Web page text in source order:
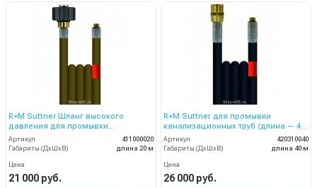
R+M Suttner Шланг высокого
давления для промывки
канализационных труб 20 м
Артикул
411000020
Габариты (ДхШхВ)
длина 20 м
Цена
21 000 руб.
R+M Suttner для промывки
канализационных труб (длина — 40
м, диаметр 6 мм)
Артикул
420310040
Габариты (ДхШхВ)
длина 40 м
Цена
26 000 руб.